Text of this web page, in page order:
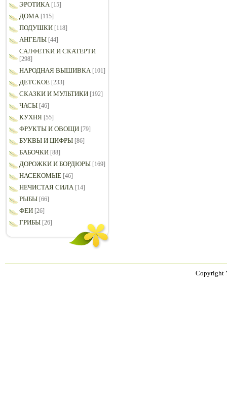
ЭРОТИКА [15]
ДОМА [115]
ПОДУШКИ [118]
АНГЕЛЫ [44]
САЛФЕТКИ И СКАТЕРТИ
[298]
НАРОДНАЯ ВЫШИВКА [101]
ДЕТСКОЕ [233]
СКАЗКИ И МУЛЬТИКИ [192]
ЧАСЫ [46]
КУХНЯ [55]
ФРУКТЫ И ОВОЩИ [79]
БУКВЫ И ЦИФРЫ [86]
БАБОЧКИ [88]
ДОРОЖКИ И БОРДЮРЫ [169]
НАСЕКОМЫЕ [46]
НЕЧИСТАЯ СИЛА [14]
РЫБЫ [66]
ФЕИ [26]
ГРИБЫ [26]
Copyright